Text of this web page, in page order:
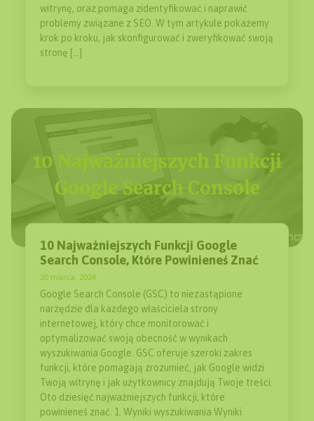
witrynę, oraz pomaga zidentyfikować i naprawić
problemy związane z SEO. W tym artykule pokażemy
krok po kroku, jak skonfigurować i zweryfikować swoją
stronę […]
10 Najważniejszych Funkcji Google
Search Console, Które Powinieneś Znać
20 marca, 2024
Google Search Console (GSC) to niezastąpione
narzędzie dla każdego właściciela strony
internetowej, który chce monitorować i
optymalizować swoją obecność w wynikach
wyszukiwania Google. GSC oferuje szeroki zakres
funkcji, które pomagają zrozumieć, jak Google widzi
Twoją witrynę i jak użytkownicy znajdują Twoje treści.
Oto dziesięć najważniejszych funkcji, które
powinieneś znać. 1. Wyniki wyszukiwania Wyniki